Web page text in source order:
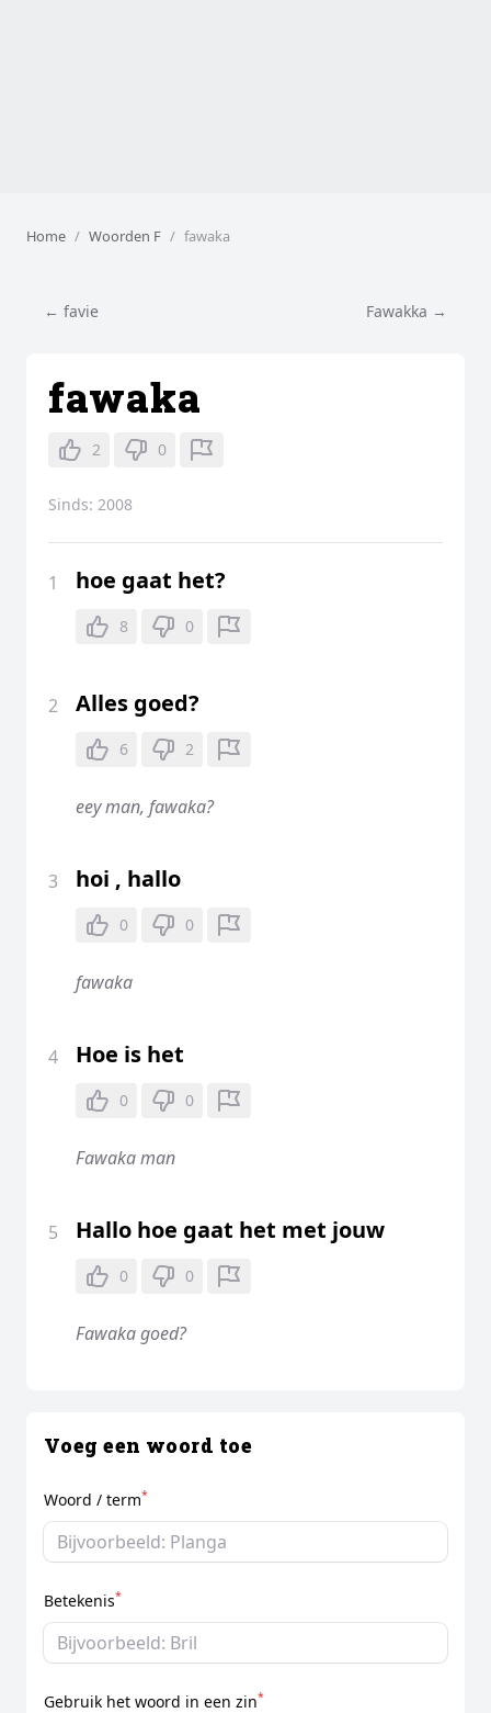
Home Woorden F fawaka
← favie Fawakka →
fawaka
2 0
Sinds: 2008
1 hoe gaat het?
8 0
2 Alles goed?
6 2
eey man, fawaka?
3 hoi , hallo
0 0
fawaka
4 Hoe is het
0 0
Fawaka man
5 Hallo hoe gaat het met jouw
0 0
Fawaka goed?
Voeg een woord toe
Woord / term*
Betekenis*
Gebruik het woord in een zin*